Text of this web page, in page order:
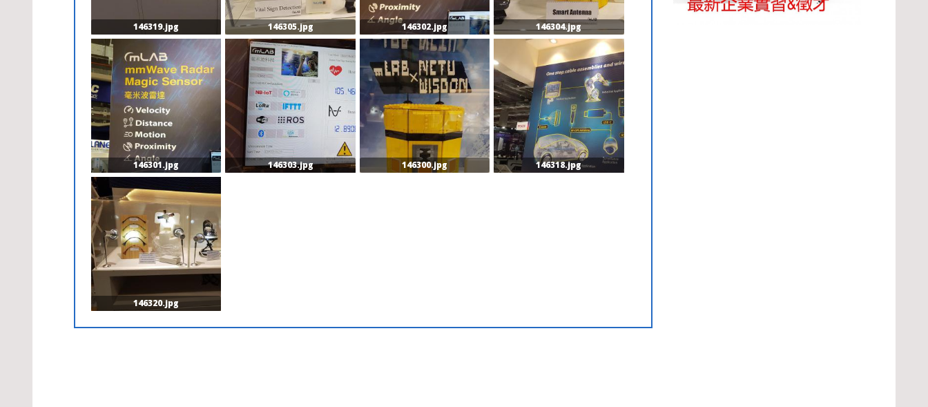
146319.jpg 146305.jpg 146302.jpg 146304.jpg
146301.jpg 146303.jpg 146300.jpg 146318.jpg
146320.jpg